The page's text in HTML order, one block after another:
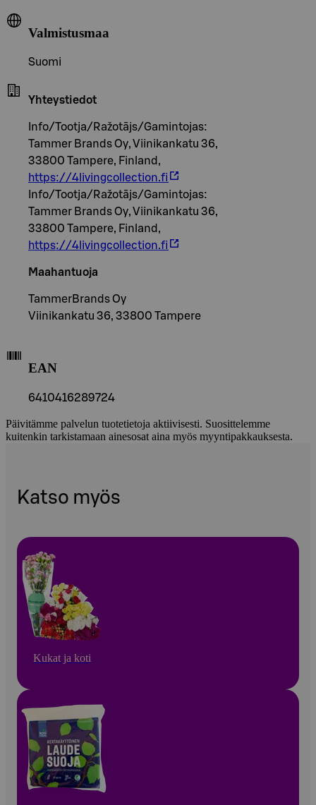
Valmistusmaa
Suomi
Yhteystiedot
Info/Tootja/Ražotājs/Gamintojas:
Tammer Brands Oy, Viinikankatu 36,
33800 Tampere, Finland,
https://4livingcollection.fi
Info/Tootja/Ražotājs/Gamintojas:
Tammer Brands Oy, Viinikankatu 36,
33800 Tampere, Finland,
https://4livingcollection.fi
Maahantuoja
TammerBrands Oy
Viinikankatu 36, 33800 Tampere
EAN
6410416289724
Päivitämme palvelun tuotetietoja aktiivisesti. Suosittelemme
kuitenkin tarkistamaan ainesosat aina myös myyntipakkauksesta.
Katso myös
Kukat ja koti